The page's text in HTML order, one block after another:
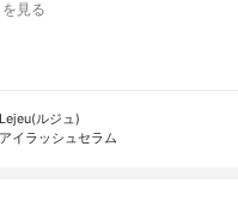
見る
Lejeu(ルジュ)
アイラッシュセラム